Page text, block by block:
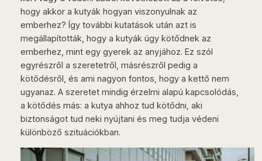
hogy akkor a kutyák hogyan viszonyulnak az
emberhez? Így további kutatások után azt is
megállapították, hogy a kutyák úgy kötődnek az
emberhez, mint egy gyerek az anyjához. Ez szól
egyrészről a szeretetről, másrészről pedig a
kötődésről, és ami nagyon fontos, hogy a kettő nem
ugyanaz. A szeretet mindig érzelmi alapú kapcsolódás,
a kötődés más: a kutya ahhoz tud kötődni, aki
biztonságot tud neki nyújtani és meg tudja védeni
különböző szituációkban.